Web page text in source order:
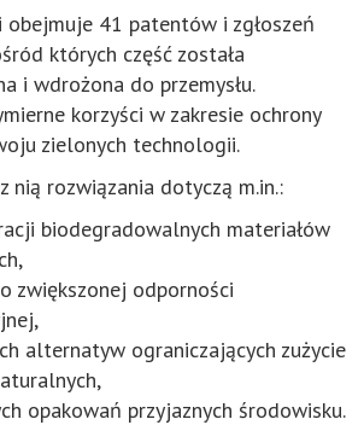
obejmuje 41 patentów i zgłoszeń
których część została
i wdrożona do przemysłu.
korzyści w zakresie ochrony
zielonych technologii.
nią rozwiązania dotyczą m.in.:
biodegradowalnych materiałów
zwiększonej odporności
alternatyw ograniczających zużycie
opakowań przyjaznych środowisku.